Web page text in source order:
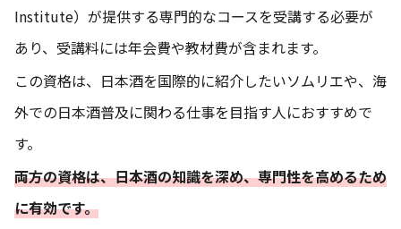
Institute）が提供する専門的なコースを受講する必要が
あり、受講料には年会費や教材費が含まれます。
この資格は、日本酒を国際的に紹介したいソムリエや、海
外での日本酒普及に関わる仕事を目指す人におすすめで
す。
両方の資格は、日本酒の知識を深め、専門性を高めるため
に有効です。